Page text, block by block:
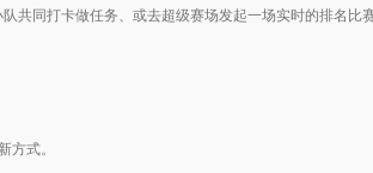
共同打卡做任务、或去超级赛场发起一场实时的排名比
方式。